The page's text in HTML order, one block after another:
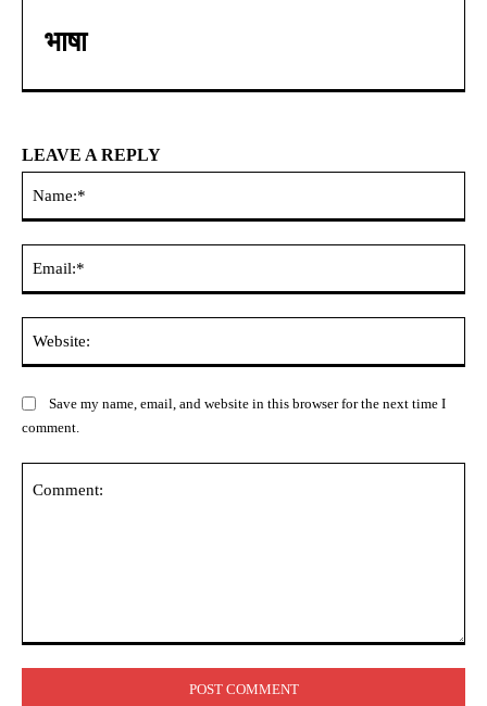
भाषा
LEAVE A REPLY
Save my name, email, and website in this browser for the next time I
comment.